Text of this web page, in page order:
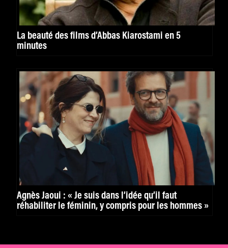
La beauté des films d’Abbas Kiarostami en 5
minutes
Agnès Jaoui : « Je suis dans l’idée qu’il faut
réhabiliter le féminin, y compris pour les hommes »